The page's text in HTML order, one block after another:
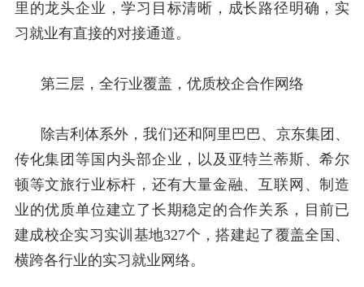
里的龙头企业，学习目标清晰，成长路径明确，实
习就业有直接的对接通道。
第三层，全行业覆盖，优质校企合作网络
除吉利体系外，我们还和阿里巴巴、京东集团、
传化集团等国内头部企业，以及亚特兰蒂斯、希尔
顿等文旅行业标杆，还有大量金融、互联网、制造
业的优质单位建立了长期稳定的合作关系，目前已
建成校企实习实训基地327个，搭建起了覆盖全国、
横跨各行业的实习就业网络。